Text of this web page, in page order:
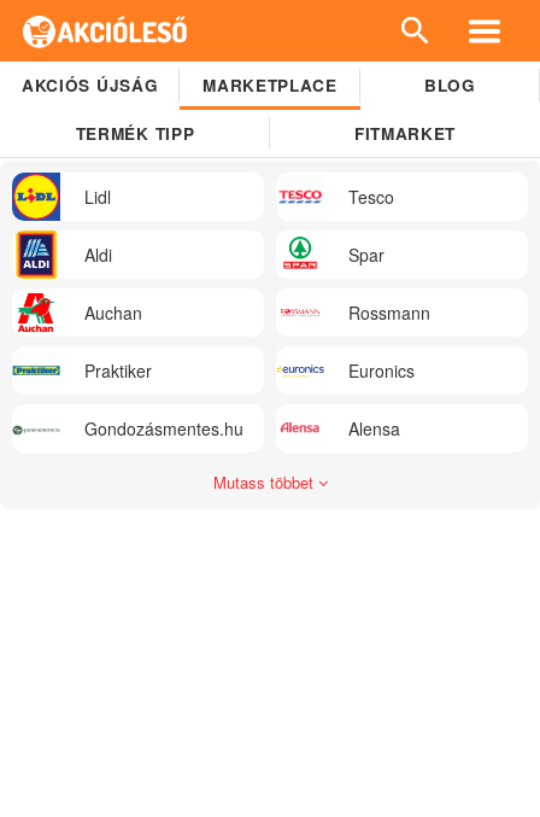
AKCIÓS ÚJSÁG MARKETPLACE BLOG
TERMÉK TIPP FITMARKET
Lidl Tesco
Aldi Spar
Auchan Rossmann
Praktiker Euronics
Gondozásmentes.hu Alensa
Mutass többet